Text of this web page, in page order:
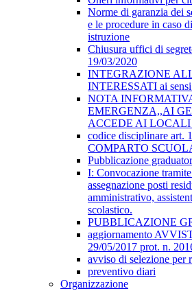
Norme di garanzia dei
e le procedure in caso
istruzione
Chiusura uffici di
19/03/2020
INTEGRAZIONE
INTERESSATI ai
NOTA
EMERGENZA,,AI
ACCEDE AI
codice disciplinare art.
COMPARTO
Pubblicazione
I: Convocazione
assegnazione posti
amministrativo,
scolastico.
PUBBLICAZIONE
aggiornamento
29/05/2017 prot. n.
avviso di selezione per
preventivo diari
Organizzazione